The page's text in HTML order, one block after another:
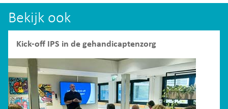
Bekijk ook
Kick-off IPS in de gehandicaptenzorg